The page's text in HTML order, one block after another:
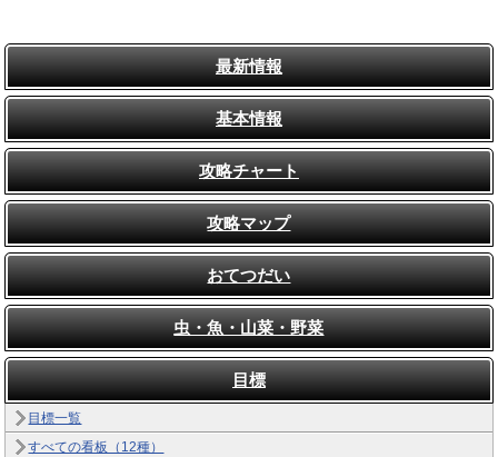
最新情報
基本情報
攻略チャート
攻略マップ
おてつだい
虫・魚・山菜・野菜
目標
目標一覧
すべての看板（12種）